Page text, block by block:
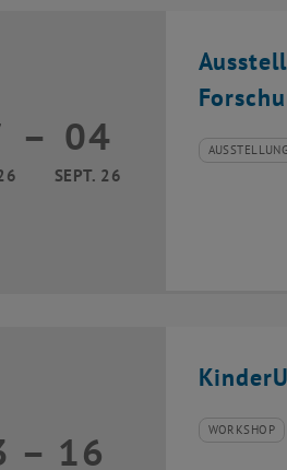
17 März 2026 bis 04
– 04
SEPT. 26
AUSSTELLUNG
13 Juli 2026 bis 16 Juli 2026
– 16 WORKSHOP